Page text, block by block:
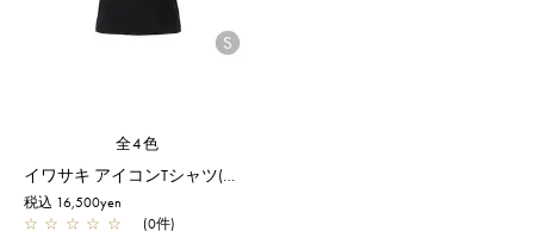
全4色
税込 16,500yen
☆ ☆ ☆ ☆ ☆ (0件)